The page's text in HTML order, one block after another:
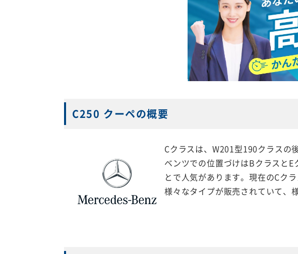
C250 クーペの概要
Cクラスは、W201型190クラスの
ベンツでの位置づけはBクラスと
とで人気があります。現在のCク
様々なタイプが販売されていて、